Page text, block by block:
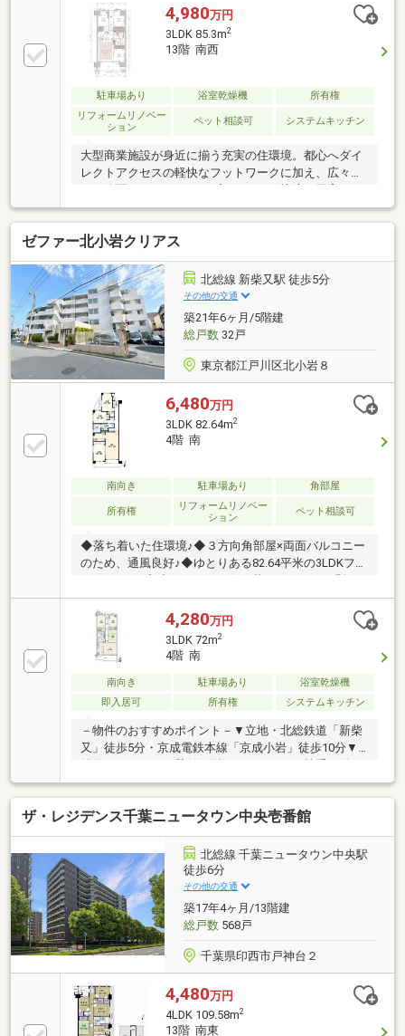
の高さを生かせるようにダウンライト照明を設置（LD
部分）◇1620サイズのユニットバス◆南西向きバルコ
ニー◇専有面積95.00㎡◆豊富な収納スペース◇お部
屋を綺麗にお使いです。
4,980万円
3LDK 85.3m2
13階 南西
駐車場あり 浴室乾燥機
所有権
リフォームリノベー
ション
ペット相談可 システムキッチン
大型商業施設が身近に揃う充実の住環境。都心へダイ
レクトアクセスの軽快なフットワークに加え、広々と
した公園やフラットなアプローチが、快適な子育てラ
イフをサポートします。
ゼファー北小岩クリアス
北総線 新柴又駅 徒歩5分
その他の交通
築21年6ヶ月/5階建
総戸数32戸
東京都江戸川区北小岩８
6,480万円
3LDK 82.64m2
4階 南
南向き 駐車場あり 角部屋
所有権
リフォームリノベー
ション
ペット相談可
◆落ち着いた住環境♪◆３方向角部屋×両面バルコニー
のため、通風良好♪◆ゆとりある82.64平米の3LDKファ
ミリータイプ♪◆ペットと一緒に暮らせます（細則あ
り）♪【株式会社リビングライフ】創業35年の信頼で
未公開情報多数のリビングライフがご紹介します。宅
建士×FP×住宅ローンアドバイザーの資格を併せ持つ
『ライフ・エキスパート・プランナー』がお客様の老
後も見据えたライフプランを無料作成。お気軽にご相
談下さい！☆物件のお問合せは〈0120-502-278〉☆
4,280万円
3LDK 72m2
4階 南
南向き 駐車場あり
浴室乾燥機
即入居可
所有権 システムキッチン
－物件のおすすめポイント－▼立地・北総鉄道「新柴
又」徒歩5分・京成電鉄本線「京成小岩」徒歩10分▼
特徴・キッチンは壁付け型、カウンター・勝手口付・
LD横に足を伸ばしてくつろげる和室有・洗面室は
2WAY仕様、家事動線良好・WIC等、室内随所に収納
有・南向きバルコニー付・即お引渡し可(残金精算
後)▼設備・ディスポーザー・浴室乾燥機・オートロッ
ク▼周辺環境・リブレ京成新柴又店 徒歩3分(約
230m)・区立上小岩第二小学校 徒歩5分(約400m)■ ご
希望の住まい探しをお手伝いします ━━━━━・・・
物件の詳細・ご相談はお気軽にお問い合わせくださ
い。
ザ・レジデンス千葉ニュータウン中央壱番館
北総線 千葉ニュータウン中央駅
徒歩6分
その他の交通
築17年4ヶ月/13階建
総戸数568戸
千葉県印西市戸神台２
4,480万円
4LDK 109.58m2
13階 南東